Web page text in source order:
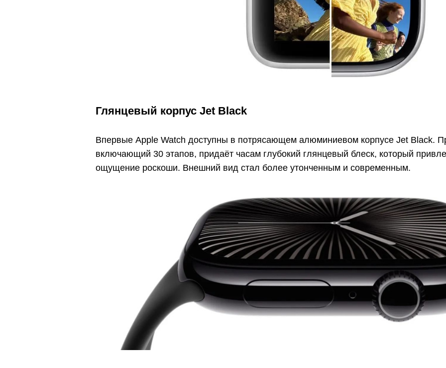
Глянцевый корпус Jet Black
Впервые Apple Watch доступны в потрясающем алюминиевом корпусе Jet Black.
включающий 30 этапов, придаёт часам глубокий глянцевый блеск, который
ощущение роскоши. Внешний вид стал более утонченным и современным.